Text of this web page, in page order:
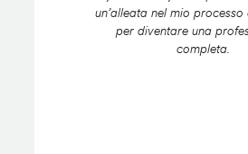
un’alleata nel mio
per diventare una
completa.